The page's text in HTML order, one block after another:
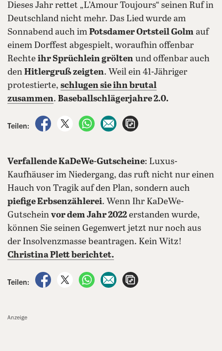
Dieses Jahr rettet „L’Amour Toujours“ seinen Ruf in
Deutschland nicht mehr. Das Lied wurde am
Sonnabend auch im Potsdamer Ortsteil Golm auf
einem Dorffest abgespielt, woraufhin offenbar
Rechte ihr Sprüchlein grölten und offenbar auch
den Hitlergruß zeigten. Weil ein 41-Jähriger
protestierte, schlugen sie ihn brutal
zusammen. Baseballschlägerjahre 2.0.
Teilen:
auf Facebook teilen
auf X teilenper WhatsApp teilen
per E-Mail teilen
Verfallende KaDeWe-Gutscheine: Luxus-
Kaufhäuser im Niedergang, das ruft nicht nur einen
Hauch von Tragik auf den Plan, sondern auch
piefige Erbsenzählerei. Wenn Ihr KaDeWe-
Gutschein vor dem Jahr 2022 erstanden wurde,
können Sie seinen Gegenwert jetzt nur noch aus
der Insolvenzmasse beantragen. Kein Witz!
Christina Plett berichtet.
Teilen:
auf Facebook teilen
auf X teilenper WhatsApp teilen
per E-Mail teilen
Anzeige